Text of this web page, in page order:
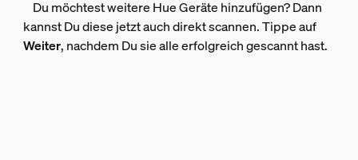
Du möchtest weitere Hue Geräte hinzufügen? Dann
kannst Du diese jetzt auch direkt scannen. Tippe auf
Weiter, nachdem Du sie alle erfolgreich gescannt hast.